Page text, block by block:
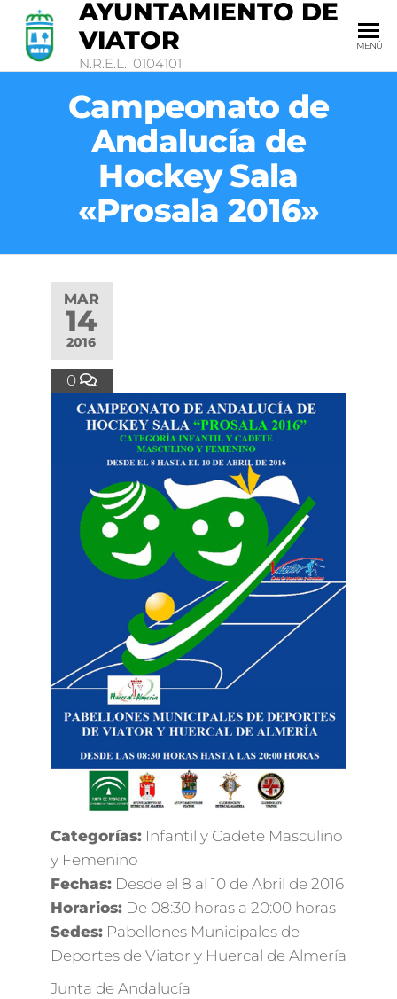
AYUNTAMIENTO DE
VIATOR
N.R.E.L.: 0104101
MENÚ
Campeonato de
Andalucía de
Hockey Sala
«Prosala 2016»
MAR
14
2016
0
Categorías:Infantil y Cadete Masculino
y Femenino
Fechas:Desde el 8 al 10 de Abril de 2016
Horarios:De 08:30 horas a 20:00 horas
Sedes:Pabellones Municipales de
Deportes de Viator y Huercal de Almería
Junta de Andalucía